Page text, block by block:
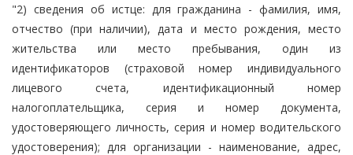
"2) сведения об истце: для гражданина - фамилия, имя,
отчество (при наличии), дата и место рождения, место
жительства или место пребывания, один из
идентификаторов (страховой номер индивидуального
лицевого счета, идентификационный номер
налогоплательщика, серия и номер документа,
удостоверяющего личность, серия и номер водительского
удостоверения); для организации - наименование, адрес,